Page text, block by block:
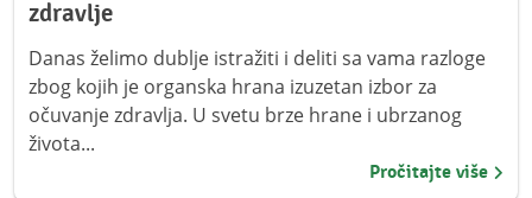
zdravlje
Danas želimo dublje istražiti i deliti sa vama razloge
zbog kojih je organska hrana izuzetan izbor za
očuvanje zdravlja. U svetu brze hrane i ubrzanog
života...
Pročitajte više